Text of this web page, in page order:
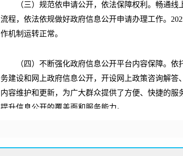
（三）规范依申请公开，依法保障权利。畅通
流程，依法依规做好政府信息公开申请办理工作。
作机制运转正常。
（四）不断强化政府信息公开平台内容保障。
务建设和网上政府信息公开，开设网上政策咨询解
内容维护和更新，为广大群众提供了方便、快捷的服
提升信息公开的覆盖面和服务能力。